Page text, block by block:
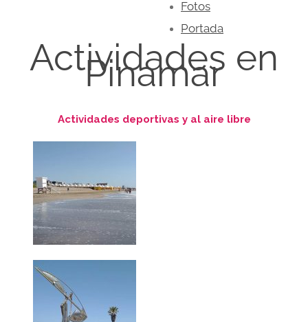
Fotos
Portada
Actividades en
Pinamar
Actividades deportivas y al aire libre